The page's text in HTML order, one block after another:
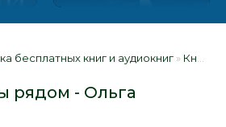
бесплатных книг и аудиокниг » Книги
рядом - Ольга